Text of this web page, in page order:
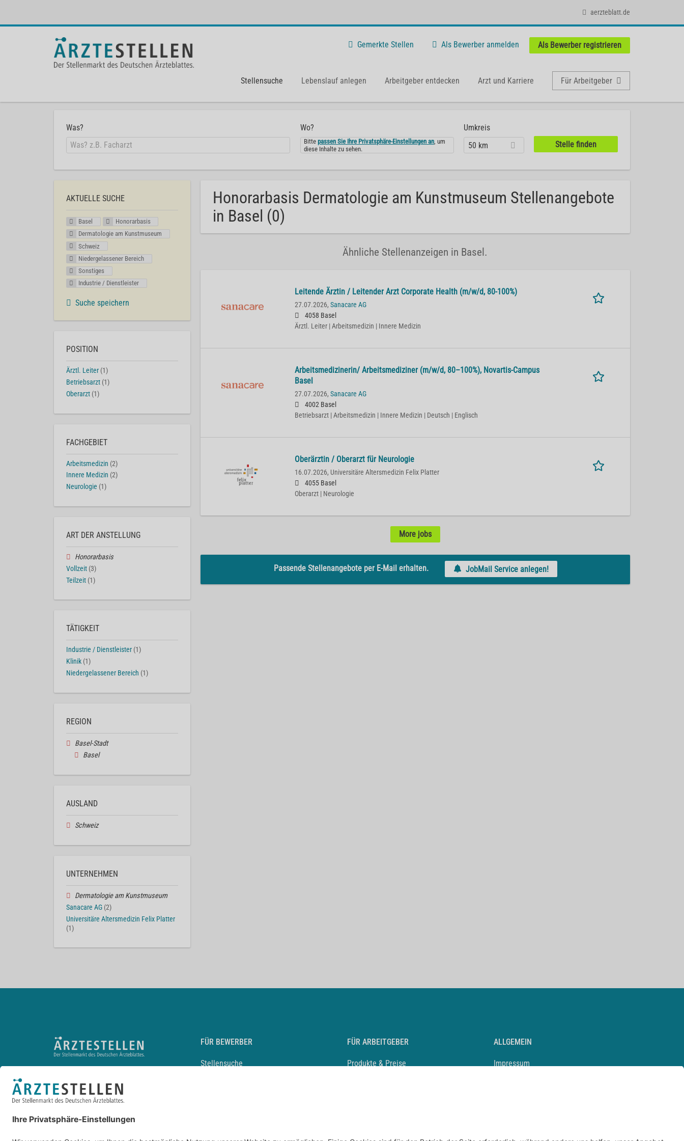
aerzteblatt.de
Gemerkte Stellen Als Bewerber anmelden Als Bewerber registrieren
Stellensuche Lebenslauf anlegen Arbeitgeber entdecken Arzt und Karriere Für Arbeitgeber
Was? Wo?
Bittepassen Sie Ihre Privatsphäre-Einstellungen an, um
diese Inhalte zu sehen.
Umkreis
50 km
Honorarbasis Dermatologie am Kunstmuseum Stellenangebote
in Basel (0)
Ähnliche Stellenanzeigen in Basel.
Lei­ten­de Ärz­tin / Lei­ten­der Arzt Cor­po­ra­te He­alth (m/w/d, 80-100%)
27.07.2026, Sanacare AG
4058 Basel
Ärztl. Leiter | Arbeitsmedizin | Innere Medizin
Ar­beits­me­di­zi­ne­rin/ Ar­beits­me­di­zi­ner (m/w/d, 80–100%), No­var­tis-Cam­pus
Basel
27.07.2026, Sanacare AG
4002 Basel
Betriebsarzt | Arbeitsmedizin | Innere Medizin | Deutsch | Englisch
Oberärztin / Oberarzt für Neurologie
16.07.2026, Universitäre Altersmedizin Felix Platter
4055 Basel
Oberarzt | Neurologie
More jobs
Passende Stellenangebote per E-Mail erhalten. JobMail Service anlegen!
AKTUELLE SUCHE
Basel
Honorarbasis
Dermatologie am Kunstmuseum
Schweiz
Niedergelassener Bereich
Sonstiges
Industrie / Dienstleister
Suche speichern
POSITION
Ärztl. Leiter (1)
Betriebsarzt (1)
Oberarzt (1)
FACHGEBIET
Arbeitsmedizin (2)
Innere Medizin (2)
Neurologie (1)
ART DER ANSTELLUNG
Honorarbasis
Vollzeit (3)
Teilzeit (1)
TÄTIGKEIT
Industrie / Dienstleister (1)
Klinik (1)
Niedergelassener Bereich (1)
REGION
Basel-Stadt
Basel
AUSLAND
Schweiz
UNTERNEHMEN
Dermatologie am Kunstmuseum
Sanacare AG (2)
Universitäre Altersmedizin Felix Platter
(1)
FÜR BEWERBER
Stellensuche
Durchsuchen Sie den Stellenkatalog
FÜR ARBEITGEBER
Produkte & Preise
ALLGEMEIN
Impressum